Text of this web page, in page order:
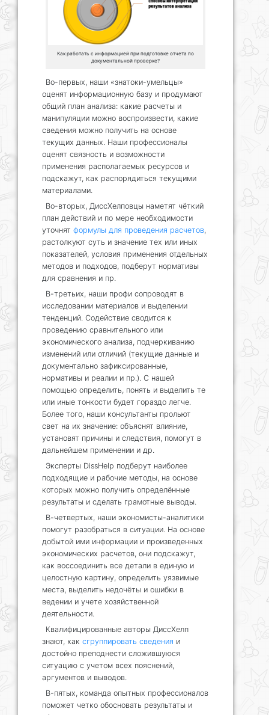
Как работать с информацией при подготовке отчета по
документальной проверке?
Во-первых, наши «знатоки-умельцы»
оценят информационную базу и продумают
общий план анализа: какие расчеты и
манипуляции можно воспроизвести, какие
сведения можно получить на основе
текущих данных. Наши профессионалы
оценят связность и возможности
применения располагаемых ресурсов и
подскажут, как распорядиться текущими
материалами.
Во-вторых, ДиссХелповцы наметят чёткий
план действий и по мере необходимости
уточнят формулы для проведения расчетов,
растолкуют суть и значение тех или иных
показателей, условия применения отдельных
методов и подходов, подберут нормативы
для сравнения и пр.
В-третьих, наши профи сопроводят в
исследовании материалов и выделении
тенденций. Содействие сводится к
проведению сравнительного или
экономического анализа, подчеркиванию
изменений или отличий (текущие данные и
документально зафиксированные,
нормативы и реалии и пр.). С нашей
помощью определить, понять и выделить те
или иные тонкости будет гораздо легче.
Более того, наши консультанты прольют
свет на их значение: объяснят влияние,
установят причины и следствия, помогут в
дальнейшем применении и др.
Эксперты DissHelp подберут наиболее
подходящие и рабочие методы, на основе
которых можно получить определённые
результаты и сделать грамотные выводы.
В-четвертых, наши экономисты-аналитики
помогут разобраться в ситуации. На основе
добытой ими информации и произведенных
экономических расчетов, они подскажут,
как воссоединить все детали в единую и
целостную картину, определить уязвимые
места, выделить недочёты и ошибки в
ведении и учете хозяйственной
деятельности.
Квалифицированные авторы ДиссХелп
знают, как сгруппировать сведения и
достойно преподнести сложившуюся
ситуацию с учетом всех пояснений,
аргументов и выводов.
В-пятых, команда опытных профессионалов
поможет четко обосновать результаты и